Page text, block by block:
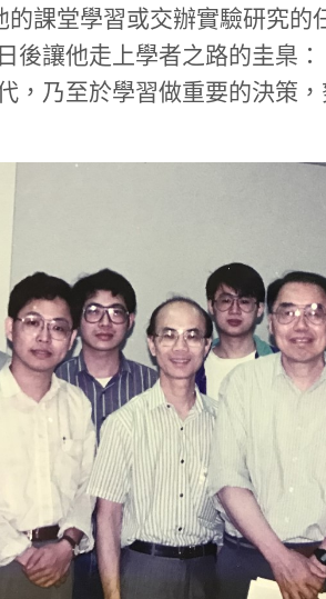
課堂學習或交辦實驗研究
後讓他走上學者之路的圭臬
，乃至於學習做重要的決策